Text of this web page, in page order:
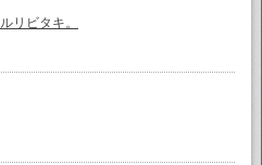
リビタキ。